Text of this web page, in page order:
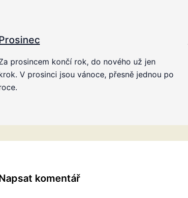
prosincem končí rok, do nového už jen
V prosinci jsou vánoce, přesně jednou po
komentář